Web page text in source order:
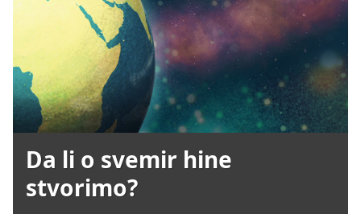
Da li o svemir hine
stvorimo?